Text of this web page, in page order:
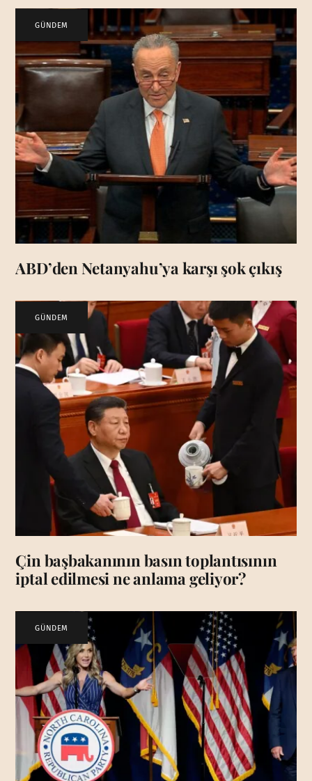
GÜNDEM
ABD’den Netanyahu’ya karşı şok çıkış
GÜNDEM
Çin başbakanının basın toplantısının
iptal edilmesi ne anlama geliyor?
GÜNDEM